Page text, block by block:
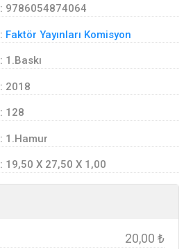
: 9786054874064
: Faktör Yayınları Komisyon
: 1.Baskı
: 2018
: 128
: 1.Hamur
: 19,50 X 27,50 X 1,00
20,00 ₺